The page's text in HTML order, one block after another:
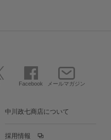
Facebook メールマガジン
中川政七商店について
採用情報